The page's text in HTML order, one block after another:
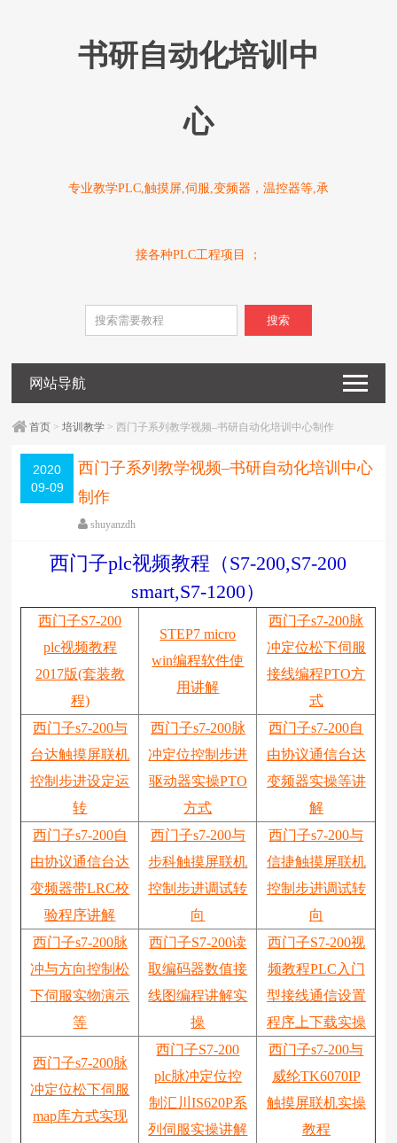
书研自动化培训中
心
专业教学PLC,触摸屏,伺服,变频器，温控器等,承
接各种PLC工程项目 ；
搜索
网站导航
首页 >培训教学 > 西门子系列教学视频–书研自动化培训中心制作
2020
09-09
西门子系列教学视频–书研自动化培训中心
制作
shuyanzdh
信,高级教程
围观4398次
已关闭评论
编辑日期：2020-09-11 字体：
西门子plc视频教程（S7-200,S7-200
smart,S7-1200）
西门子S7-200
plc视频教程
2017版(套装教
程)
STEP7 micro
win编程软件使
用讲解
西门子s7-200脉
冲定位松下伺服
接线编程PTO方
式
西门子s7-200与
台达触摸屏联机
控制步进设定运
转
西门子s7-200脉
冲定位控制步进
驱动器实操PTO
方式
西门子s7-200自
由协议通信台达
变频器实操等讲
解
西门子s7-200自
由协议通信台达
变频器带LRC校
验程序讲解
西门子s7-200与
步科触摸屏联机
控制步进调试转
向
西门子s7-200与
信捷触摸屏联机
控制步进调试转
向
西门子s7-200脉
冲与方向控制松
下伺服实物演示
等
西门子S7-200读
取编码器数值接
线图编程讲解实
操
西门子S7-200视
频教程PLC入门
型接线通信设置
程序上下载实操
西门子s7-200脉
冲定位松下伺服
map库方式实现
西门子S7-200
plc脉冲定位控
制汇川IS620P系
列伺服实操讲解
西门子s7-200与
威纶TK6070IP
触摸屏联机实操
教程